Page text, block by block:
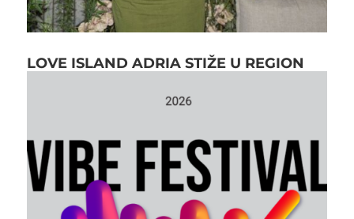
LOVE ISLAND ADRIA STIŽE U REGION